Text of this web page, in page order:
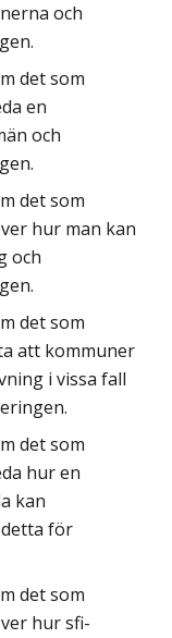
och
det som
en
och
det som
hur man kan
och
det som
att kommuner
i vissa fall
det som
hur en
kan
för
det som
hur sfi-